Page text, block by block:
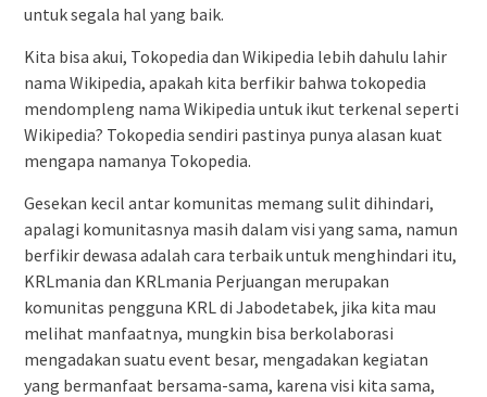
untuk segala hal yang baik.
Kita bisa akui, Tokopedia dan Wikipedia lebih dahulu lahir
nama Wikipedia, apakah kita berfikir bahwa tokopedia
mendompleng nama Wikipedia untuk ikut terkenal seperti
Wikipedia? Tokopedia sendiri pastinya punya alasan kuat
mengapa namanya Tokopedia.
Gesekan kecil antar komunitas memang sulit dihindari,
apalagi komunitasnya masih dalam visi yang sama, namun
berfikir dewasa adalah cara terbaik untuk menghindari itu,
KRLmania dan KRLmania Perjuangan merupakan
komunitas pengguna KRL di Jabodetabek, jika kita mau
melihat manfaatnya, mungkin bisa berkolaborasi
mengadakan suatu event besar, mengadakan kegiatan
yang bermanfaat bersama-sama, karena visi kita sama,